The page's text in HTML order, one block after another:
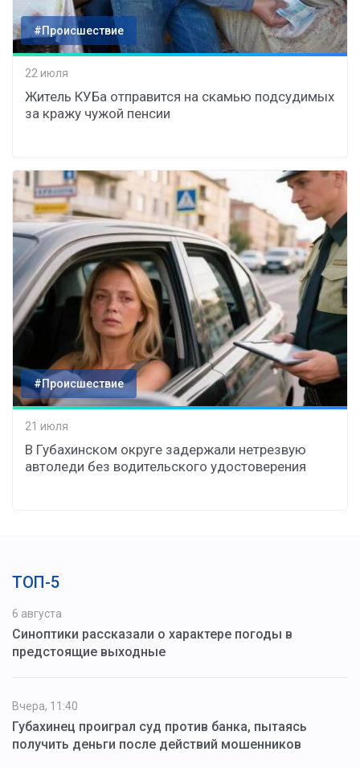
#Происшествие
22 июля
Житель КУБа отправится на скамью подсудимых
за кражу чужой пенсии
#Происшествие
21 июля
В Губахинском округе задержали нетрезвую
автоледи без водительского удостоверения
ТОП-5
6 августа
Синоптики рассказали о характере погоды в
предстоящие выходные
Вчера, 11:40
Губахинец проиграл суд против банка, пытаясь
получить деньги после действий мошенников